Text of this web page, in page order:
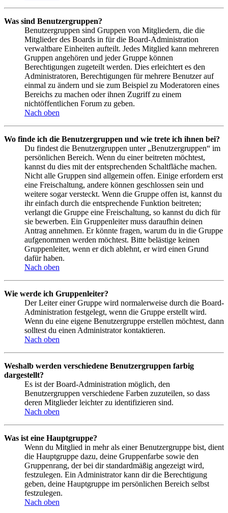
Was sind Benutzergruppen?
Benutzergruppen sind Gruppen von Mitgliedern, die die
Mitglieder des Boards in für die Board-Administration
verwaltbare Einheiten aufteilt. Jedes Mitglied kann mehreren
Gruppen angehören und jeder Gruppe können
Berechtigungen zugeteilt werden. Dies erleichtert es den
Administratoren, Berechtigungen für mehrere Benutzer auf
einmal zu ändern und sie zum Beispiel zu Moderatoren eines
Bereichs zu machen oder ihnen Zugriff zu einem
nichtöffentlichen Forum zu geben.
Nach oben
Wo finde ich die Benutzergruppen und wie trete ich ihnen bei?
Du findest die Benutzergruppen unter „Benutzergruppen“ im
persönlichen Bereich. Wenn du einer beitreten möchtest,
kannst du dies mit der entsprechenden Schaltfläche machen.
Nicht alle Gruppen sind allgemein offen. Einige erfordern erst
eine Freischaltung, andere können geschlossen sein und
weitere sogar versteckt. Wenn die Gruppe offen ist, kannst du
ihr einfach durch die entsprechende Funktion beitreten;
verlangt die Gruppe eine Freischaltung, so kannst du dich für
sie bewerben. Ein Gruppenleiter muss daraufhin deinen
Antrag annehmen. Er könnte fragen, warum du in die Gruppe
aufgenommen werden möchtest. Bitte belästige keinen
Gruppenleiter, wenn er dich ablehnt, er wird einen Grund
dafür haben.
Nach oben
Wie werde ich Gruppenleiter?
Der Leiter einer Gruppe wird normalerweise durch die Board-
Administration festgelegt, wenn die Gruppe erstellt wird.
Wenn du eine eigene Benutzergruppe erstellen möchtest, dann
solltest du einen Administrator kontaktieren.
Nach oben
Weshalb werden verschiedene Benutzergruppen farbig
dargestellt?
Es ist der Board-Administration möglich, den
Benutzergruppen verschiedene Farben zuzuteilen, so dass
deren Mitglieder leichter zu identifizieren sind.
Nach oben
Was ist eine Hauptgruppe?
Wenn du Mitglied in mehr als einer Benutzergruppe bist, dient
die Hauptgruppe dazu, deine Gruppenfarbe sowie den
Gruppenrang, der bei dir standardmäßig angezeigt wird,
festzulegen. Ein Administrator kann dir die Berechtigung
geben, deine Hauptgruppe im persönlichen Bereich selbst
festzulegen.
Nach oben